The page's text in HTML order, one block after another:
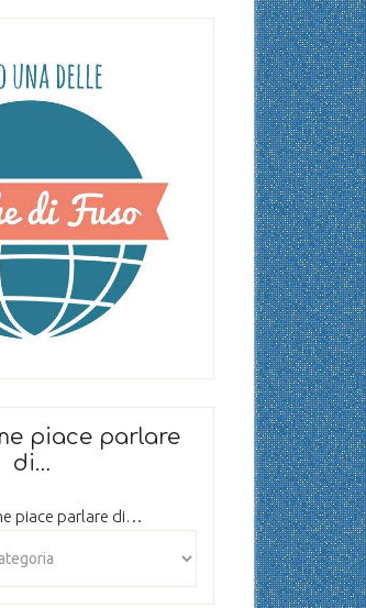
piace parlare
di…
piace parlare di…